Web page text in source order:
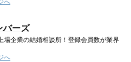
へ
バーズ
場企業の結婚相談所！登録会員数が業界
へ